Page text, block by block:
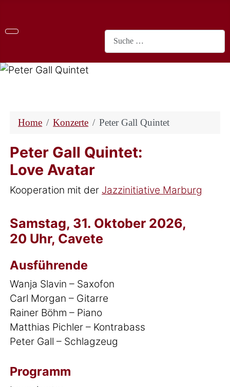
Suchen
Home Konzerte Peter Gall Quintet
Peter Gall Quintet:
Love Avatar
Kooperation mit der Jazzinitiative Marburg
Samstag, 31. Oktober 2026,
20 Uhr, Cavete
Ausführende
Wanja Slavin – Saxofon
Carl Morgan – Gitarre
Rainer Böhm – Piano
Matthias Pichler – Kontrabass
Peter Gall – Schlagzeug
Programm